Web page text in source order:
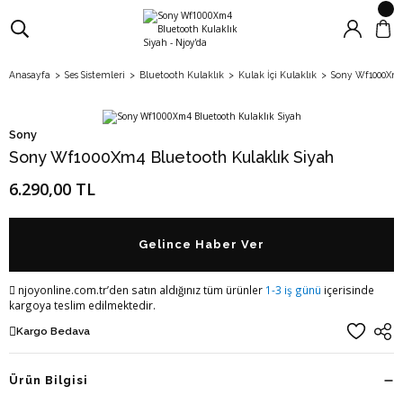
Anasayfa Ses Sistemleri Bluetooth Kulaklık Kulak İçi Kulaklık Sony
Sony
Sony Wf1000Xm4 Bluetooth Kulaklık Siyah
6.290,00 TL
Gelince Haber Ver
njoyonline.com.tr’den satın aldığınız tüm ürünler 1-3 iş günü içerisinde
kargoya teslim edilmektedir.
Kargo Bedava
Ürün Bilgisi